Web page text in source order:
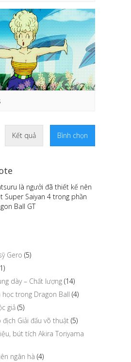
Kết quả Bình chọn
là ngưởi đã thiết kế nên
Super Saiyan 4 trong phần
Ball GT
Gero (5)
dày – Chất lượng (14)
học trong Dragon Ball (4)
giả (5)
địch Giải đấu võ thuật (5)
bút tích Akira Toriyama
ngân hà (4)